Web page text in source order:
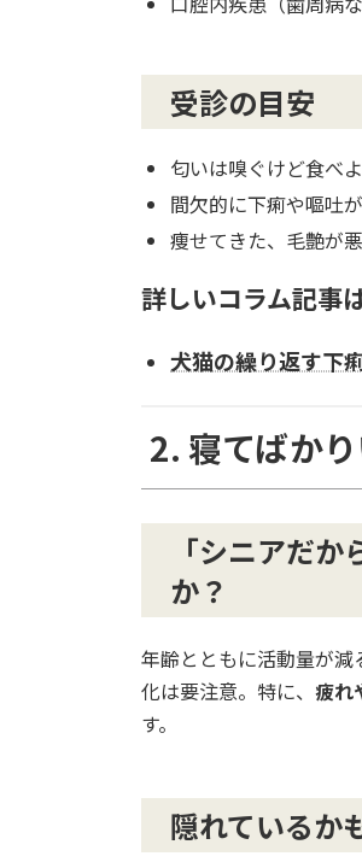
受診の目安
匂いは嗅ぐけど食べ
間欠的に下痢や嘔吐
痩せてきた、毛艶が
詳しいコラム記事
犬猫の繰り返す下
2. 寝てばか
「シニアだ
か？
年齢とともに活動量が
化は要注意。特に、 疲れ
す。
隠れているか